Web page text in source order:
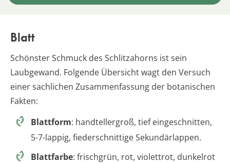
Blatt
Schönster Schmuck des Schlitzahorns ist sein
Laubgewand. Folgende Übersicht wagt den Versuch
einer sachlichen Zusammenfassung der botanischen
Fakten:
Blattform: handtellergroß, tief eingeschnitten,
5-7-lappig, fiederschnittige Sekundärlappen.
Blattfarbe: frischgrün, rot, violettrot, dunkelrot